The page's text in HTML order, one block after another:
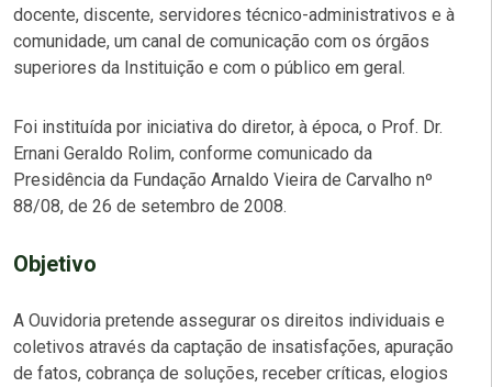
docente, discente, servidores técnico-administrativos e à
comunidade, um canal de comunicação com os órgãos
superiores da Instituição e com o público em geral.
Foi instituída por iniciativa do diretor, à época, o Prof. Dr.
Ernani Geraldo Rolim, conforme comunicado da
Presidência da Fundação Arnaldo Vieira de Carvalho nº
88/08, de 26 de setembro de 2008.
Objetivo
A Ouvidoria pretende assegurar os direitos individuais e
coletivos através da captação de insatisfações, apuração
de fatos, cobrança de soluções, receber críticas, elogios